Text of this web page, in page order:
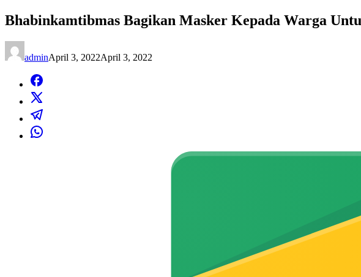
Bhabinkamtibmas Bagikan Masker Kepada Warga
adminApril 3, 2022April 3, 2022